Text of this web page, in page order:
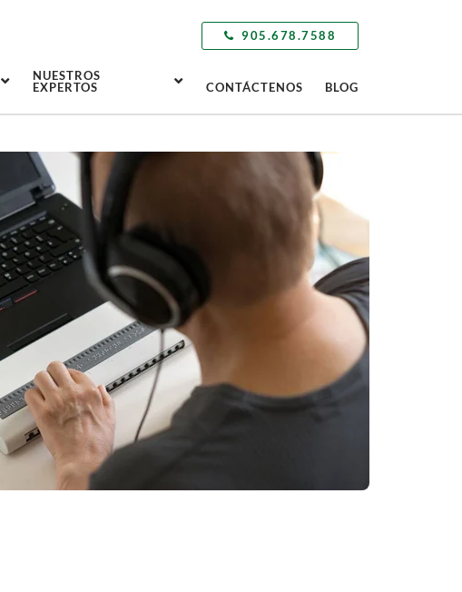
905.678.7588
NUESTROS
EXPERTOS
CONTÁCTENOS BLOG